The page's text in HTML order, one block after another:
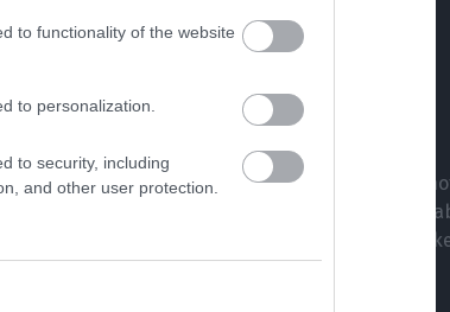
to functionality of the website
to personalization.
to security, including
and other user protection.
in duhovni vodnik, ki svoje bralce nagovarja k
spoznati sebe in druge, kako premoščati svoje
na življenje gleda celovito in v njem išče
in vsak dan na spletu prinaša poglobljene